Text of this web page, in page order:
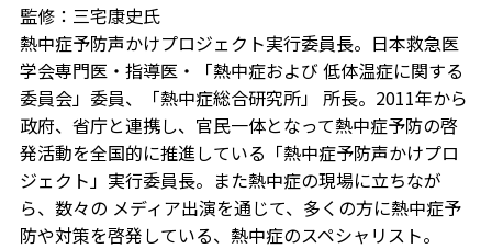
監修：三宅康史氏
熱中症予防声かけプロジェクト実行委員長。日本救急医
学会専門医・指導医・「熱中症および 低体温症に関する
委員会」委員、「熱中症総合研究所」 所長。2011年から
政府、省庁と連携し、官民一体となって熱中症予防の啓
発活動を全国的に推進している「熱中症予防声かけプロ
ジェクト」実行委員長。また熱中症の現場に立ちなが
ら、数々の メディア出演を通じて、多くの方に熱中症予
防や対策を啓発している、熱中症のスペシャリスト。